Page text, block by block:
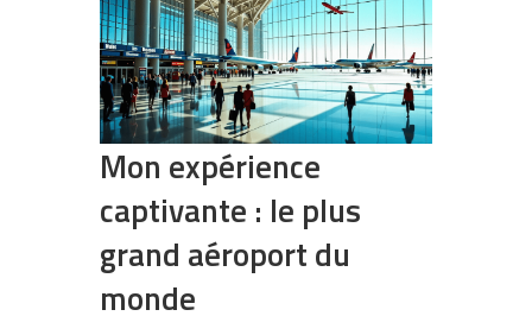
Mon expérience
captivante : le plus
grand aéroport du
monde